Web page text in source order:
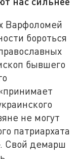
Варфоломей
бороться
бывшего
не могут
патриархата
Свой демарш